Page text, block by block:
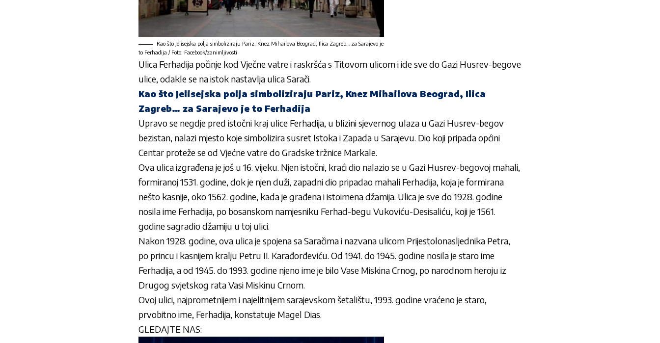
Kao što Jelisejska polja simboliziraju Pariz, Knez Mihailova Beograd, Ilica Zagreb… za Sarajevo je
to Ferhadija / Foto: Facebook/zanimljivosti
Ulica Ferhadija počinje kod Vječne vatre i raskršća s Titovom ulicom i ide sve do Gazi Husrev-begove
ulice, odakle se na istok nastavlja ulica Sarači.
Kao što Jelisejska polja simboliziraju Pariz, Knez Mihailova Beograd, Ilica
Zagreb… za Sarajevo je to Ferhadija
Upravo se negdje pred istočni kraj ulice Ferhadija, u blizini sjevernog ulaza u Gazi Husrev-begov
bezistan, nalazi mjesto koje simbolizira susret Istoka i Zapada u Sarajevu. Dio koji pripada općini
Centar proteže se od Vjećne vatre do Gradske tržnice Markale.
Ova ulica izgrađena je još u 16. vijeku. Njen istočni, kraći dio nalazio se u Gazi Husrev-begovoj mahali,
formiranoj 1531. godine, dok je njen duži, zapadni dio pripadao mahali Ferhadija, koja je formirana
nešto kasnije, oko 1562. godine, kada je građena i istoimena džamija. Ulica je sve do 1928. godine
nosila ime Ferhadija, po bosanskom namjesniku Ferhad-begu Vukoviću-Desisaliću, koji je 1561.
godine sagradio džamiju u toj ulici.
Nakon 1928. godine, ova ulica je spojena sa Saračima i nazvana ulicom Prijestolonasljednika Petra,
po princu i kasnijem kralju Petru II. Karađorđeviću. Od 1941. do 1945. godine nosila je staro ime
Ferhadija, a od 1945. do 1993. godine njeno ime je bilo Vase Miskina Crnog, po narodnom heroju iz
Drugog svjetskog rata Vasi Miskinu Crnom.
Ovoj ulici, najprometnijem i najelitnijem sarajevskom šetalištu, 1993. godine vraćeno je staro,
prvobitno ime, Ferhadija, konstatuje Magel Dias.
GLEDAJTE NAS: